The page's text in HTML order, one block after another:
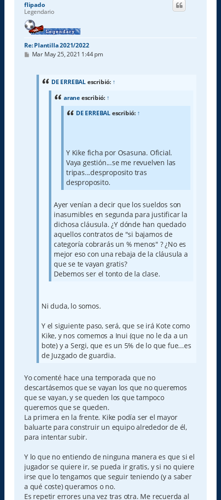
flipado
Legendario
Re: Plantilla 2021/2022
M
Mar May 25, 2021 1:44 pm
DE ERREBALescribió: ↑
araneescribió: ↑
DE ERREBALescribió: ↑
Y Kike ficha por Osasuna. Oficial.
Vaya gestión...se me revuelven las
tripas...desproposito tras
desproposito.
Ayer venían a decir que los sueldos son
inasumibles en segunda para justificar la
dichosa cláusula. ¿Y dónde han quedado
aquellos contratos de "si bajamos de
categoría cobrarás un % menos" ? ¿No es
mejor eso con una rebaja de la cláusula a
que se te vayan gratis?
Debemos ser el tonto de la clase.
Ni duda, lo somos.
Y el siguiente paso, será, que se irá Kote como
Kike, y nos comemos a Inui (que no le da a un
bote) y a Sergi, que es un 5% de lo que fue...es
de Juzgado de guardia.
Yo comenté hace una temporada que no
descartásemos que se vayan los que no queremos
que se vayan, y se queden los que tampoco
queremos que se queden.
La primera en la frente. Kike podía ser el mayor
baluarte para construir un equipo alrededor de él,
para intentar subir.
Y lo que no entiendo de ninguna manera es que si el
jugador se quiere ir, se pueda ir gratis, y si no quiere
irse que lo tengamos que seguir teniendo (y a saber
a qué coste) queramos o no.
Es repetir errores una vez tras otra. Me recuerda al